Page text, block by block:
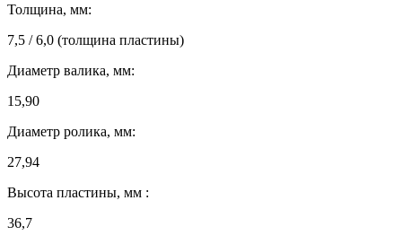
Толщина, мм:
7,5 / 6,0 (толщина пластины)
Диаметр валика, мм:
15,90
Диаметр ролика, мм:
27,94
Высота пластины, мм :
36,7